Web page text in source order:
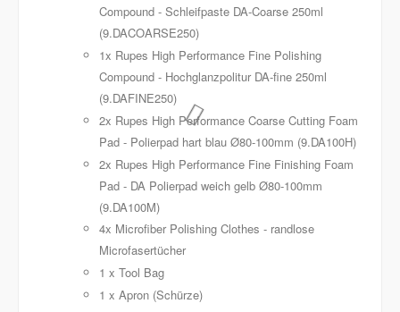
Compound - Schleifpaste DA-Coarse 250ml
(9.DACOARSE250)
1x Rupes High Performance Fine Polishing
Compound - Hochglanzpolitur DA-fine 250ml
(9.DAFINE250)
2x Rupes High Performance Coarse Cutting Foam
Pad - Polierpad hart blau Ø80-100mm (9.DA100H)
2x Rupes High Performance Fine Finishing Foam
Pad - DA Polierpad weich gelb Ø80-100mm
(9.DA100M)
4x Microfiber Polishing Clothes - randlose
Microfasertücher
1 x Tool Bag
1 x Apron (Schürze)